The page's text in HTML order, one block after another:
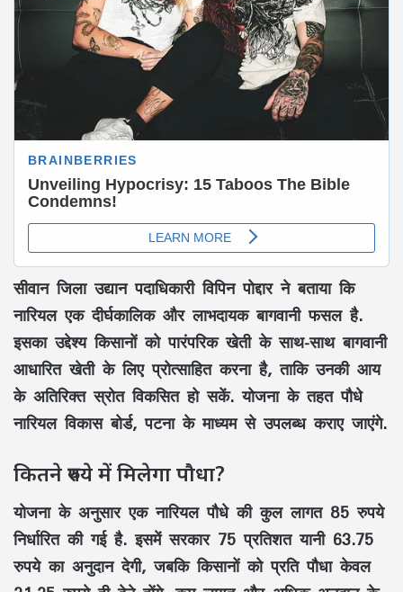
सीवान जिला उद्यान पदाधिकारी विपिन पोद्दार ने बताया कि
नारियल एक दीर्घकालिक और लाभदायक बागवानी फसल है.
इसका उद्देश्य किसानों को पारंपरिक खेती के साथ-साथ बागवानी
आधारित खेती के लिए प्रोत्साहित करना है, ताकि उनकी आय
के अतिरिक्त स्रोत विकसित हो सकें. योजना के तहत पौधे
नारियल विकास बोर्ड, पटना के माध्यम से उपलब्ध कराए जाएंगे.
कितने रुपये में मिलेगा पौधा?
योजना के अनुसार एक नारियल पौधे की कुल लागत 85 रुपये
निर्धारित की गई है. इसमें सरकार 75 प्रतिशत यानी 63.75
रुपये का अनुदान देगी, जबकि किसानों को प्रति पौधा केवल